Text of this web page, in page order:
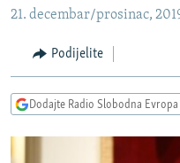
na
navigaciju
Pređite
na
KOSOVO
CRNA GORA
VIDEO
PODCASTI
21. decembar/prosinac,
Podijelite
Dodajte Radio Slobodna